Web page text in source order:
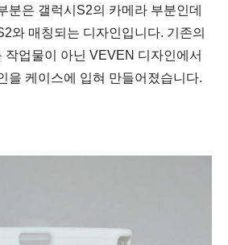
분은 갤럭시S2의 카메라 부분인데
와 매칭되는 디자인입니다. 기존의
작업물이 아닌 VEVEN 디자인에서
을 케이스에 입혀 만들어졌습니다.